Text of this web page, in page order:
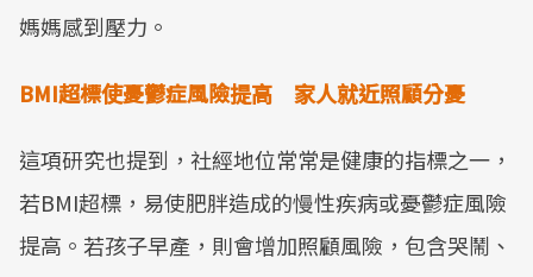
媽媽感到壓力。
BMI超標使憂鬱症風險提高 家人就近照顧分憂
這項研究也提到，社經地位常常是健康的指標之一，
若BMI超標，易使肥胖造成的慢性疾病或憂鬱症風險
提高。若孩子早產，則會增加照顧風險，包含哭鬧、